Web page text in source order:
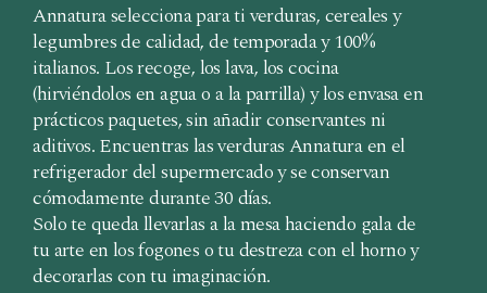
Annatura selecciona para ti verduras, cereales y
legumbres de calidad, de temporada y 100%
italianos. Los recoge, los lava, los cocina
(hirviéndolos en agua o a la parrilla) y los envasa en
prácticos paquetes, sin añadir conservantes ni
aditivos. Encuentras las verduras Annatura en el
refrigerador del supermercado y se conservan
cómodamente durante 30 días.
Solo te queda llevarlas a la mesa haciendo gala de
tu arte en los fogones o tu destreza con el horno y
decorarlas con tu imaginación.